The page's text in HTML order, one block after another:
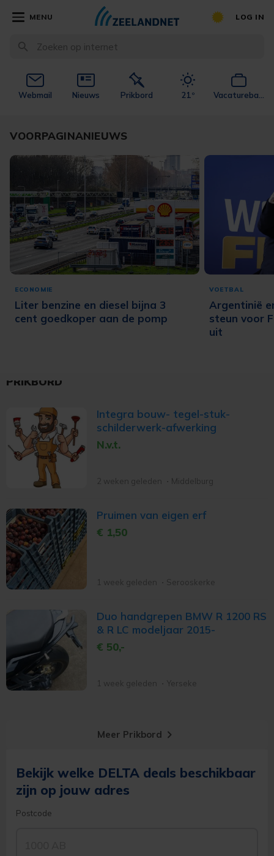
MENU LOG IN
Webmail Nieuws Prikbord 21º
VOORPAGINANIEUWS
ECONOMIE
Liter benzine en diesel bijna 3
cent goedkoper aan de pomp
VOETBAL
Argentinië
steun voor
uit
PRIKBORD
Integra bouw- tegel-stuk-
schilderwerk-afwerking
N.v.t.
2 weken geleden Middelburg
Pruimen van eigen erf
€ 1,50
1 week geleden Serooskerke
Duo handgrepen BMW R 1200 RS
& R LC modeljaar 2015-
€ 50,-
1 week geleden Yerseke
Meer Prikbord keyboard_arrow_right
Bekijk welke DELTA deals beschikbaar
zijn op jouw adres
Postcode